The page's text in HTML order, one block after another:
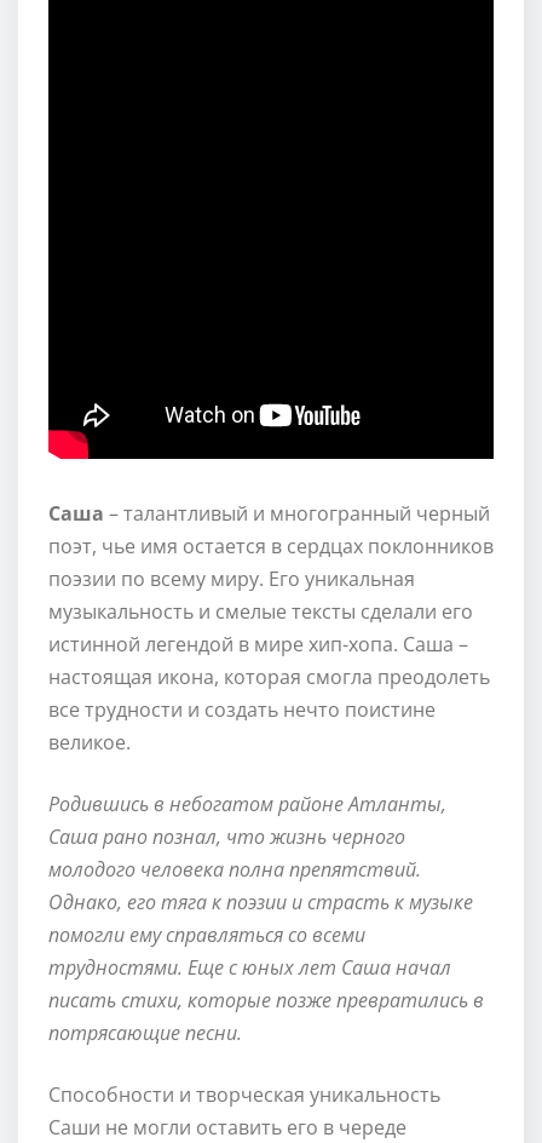
Саша – талантливый и многогранный черный
поэт, чье имя остается в сердцах поклонников
поэзии по всему миру. Его уникальная
музыкальность и смелые тексты сделали его
истинной легендой в мире хип-хопа. Саша –
настоящая икона, которая смогла преодолеть
все трудности и создать нечто поистине
великое.
Родившись в небогатом районе Атланты,
Саша рано познал, что жизнь черного
молодого человека полна препятствий.
Однако, его тяга к поэзии и страсть к музыке
помогли ему справляться со всеми
трудностями. Еще с юных лет Саша начал
писать стихи, которые позже превратились в
потрясающие песни.
Способности и творческая уникальность
Саши не могли оставить его в череде